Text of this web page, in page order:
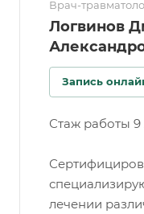
Врач-
Логвинов
Запись
Стаж работы 9
лечении